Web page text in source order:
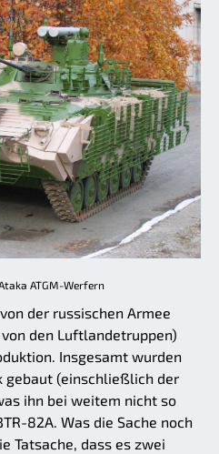
ATGM-Werfern
der russischen Armee
den Luftlandetruppen)
Insgesamt wurden
(einschließlich der
ihn bei weitem nicht so
82A. Was die Sache noch
Tatsache, dass es zwei